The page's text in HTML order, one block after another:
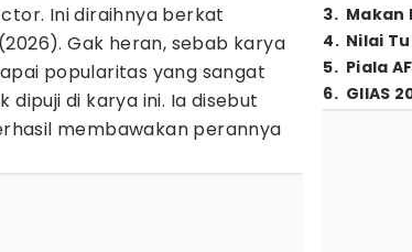
Ini diraihnya berkat
Gak heran, sebab karya
popularitas yang sangat
dipuji di karya ini. Ia disebut
membawakan perannya
3. Makan
4. Nilai
5. Piala
6. GIIAS